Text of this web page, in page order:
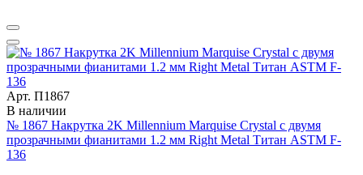
Арт. П1867
В наличии
№ 1867 Накрутка 2K Millennium Marquise Crystal с двумя
прозрачными фианитами 1.2 мм Right Metal Титан ASTM F-
136